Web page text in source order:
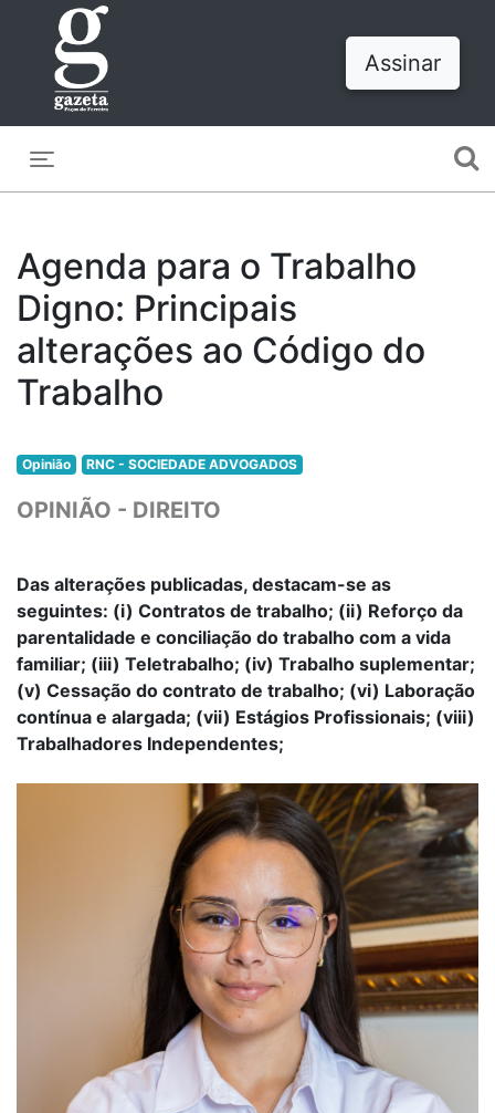
Assinar
Agenda para o Trabalho
Digno: Principais
alterações ao Código do
Trabalho
Opinião RNC - SOCIEDADE ADVOGADOS
OPINIÃO - DIREITO
Das alterações publicadas, destacam-se as
seguintes: (i) Contratos de trabalho; (ii) Reforço da
parentalidade e conciliação do trabalho com a vida
familiar; (iii) Teletrabalho; (iv) Trabalho suplementar;
(v) Cessação do contrato de trabalho; (vi) Laboração
contínua e alargada; (vii) Estágios Profissionais; (viii)
Trabalhadores Independentes;